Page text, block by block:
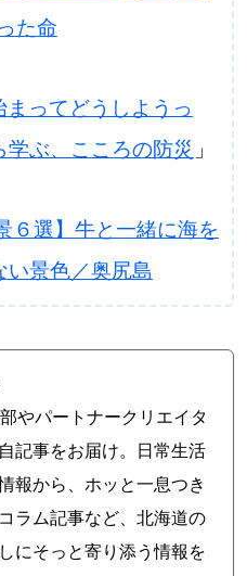
た命
ってどうしようっ
ぶ、こころの防災 」
６選】牛と一緒に海を
景色／奥尻島
やパートナークリエイタ
記事をお届け。日常生活
報から、ホッと一息つき
ラム記事など、北海道の
にそっと寄り添う情報を